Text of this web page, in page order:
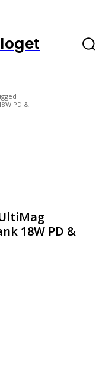
PD &
18W PD &